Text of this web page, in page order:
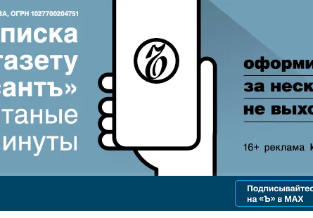
Реклама в «Ъ» www.kommersant.ru/ad